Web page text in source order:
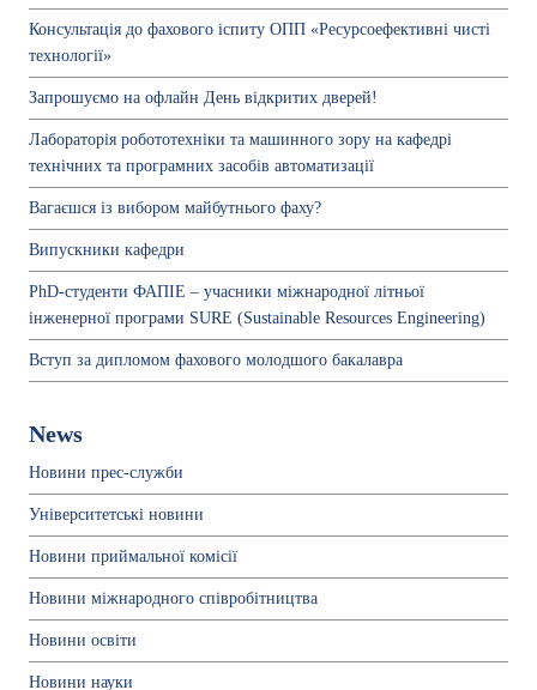
Консультація до фахового іспиту ОПП «Ресурсоефективні чисті
технології»
Запрошуємо на офлайн День відкритих дверей!
Лабораторія робототехніки та машинного зору на кафедрі
технічних та програмних засобів автоматизації
Вагаєшся із вибором майбутнього фаху?
Випускники кафедри
PhD-студенти ФАПІЕ – учасники міжнародної літньої
інженерної програми SURE (Sustainable Resources Engineering)
Вступ за дипломом фахового молодшого бакалавра
News
Новини прес-служби
Університетські новини
Новини приймальної комісії
Новини міжнародного співробітництва
Новини освіти
Новини науки